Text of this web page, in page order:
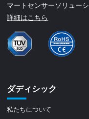
マートセンサーソリュー
詳細はこちら
ダディシック
私たちについて